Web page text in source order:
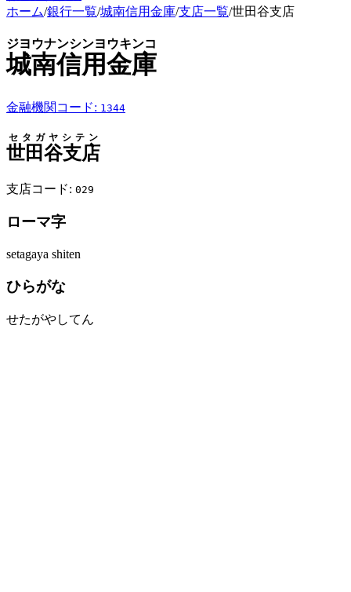
ホーム/銀行一覧/城南信用金庫/支店一覧/世田谷支店
城南信用金庫
ジヨウナンシンヨウキンコ
金融機関コード: 1344
世田谷支店
セタガヤシテン
支店コード: 029
ローマ字
setagaya shiten
ひらがな
せたがやしてん